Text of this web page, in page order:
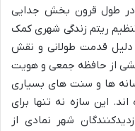
طول قرون بخش جدایی
ریتم زندگی شهری کمک
دلیل قدمت طولانی و نقش
از حافظه جمعی و هویت
ها و سنت های بسیاری
این سازه نه تنها برای
شهر نمادی از